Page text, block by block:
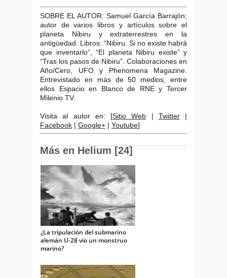
SOBRE EL AUTOR: Samuel García Barrajón;
autor de varios libros y artículos sobre el
planeta Nibiru y extraterrestres en la
antigüedad. Libros: “Nibiru. Si no existe habrá
que inventarlo”, “El planeta Nibiru existe” y
“Tras los pasos de Nibiru”. Colaboraciones en
Año/Cero, UFO y Phenomena Magazine.
Entrevistado en más de 50 medios, entre
ellos Espacio en Blanco de RNE y Tercer
Milenio TV.
Visita al autor en: [Sitio Web | Twitter|
Facebook | Google+ | Youtube]
Más en Helium [24]
¿La tripulación del submarino
alemán U-28 vio un monstruo
marino?